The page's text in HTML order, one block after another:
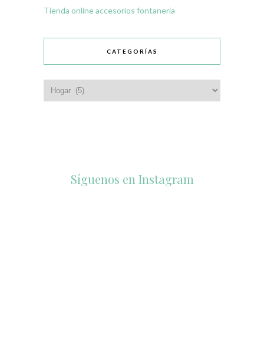
Tienda online accesorios fontanería
CATEGORÍAS
Síguenos en Instagram